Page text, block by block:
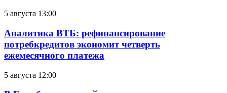
5 августа 13:00
Аналитика ВТБ: рефинансирование
потребкредитов экономит четверть
ежемесячного платежа
5 августа 12:00